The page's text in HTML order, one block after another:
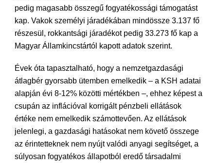
pedig magasabb összegű fogyatékossági támogatást
kap. Vakok személyi járadékában mindössze 3.137 fő
részesül, rokkantsági járadékot pedig 33.273 fő kap a
Magyar Államkincstártól kapott adatok szerint.
Évek óta tapasztalható, hogy a nemzetgazdasági
átlagbér gyorsabb ütemben emelkedik – a KSH adatai
alapján évi 8-12% közötti mértékben –, ehhez képest a
csupán az inflációval korrigált pénzbeli ellátások
értéke nem emelkedik számottevően. Az ellátások
jelenlegi, a gazdasági hatásokat nem követő összege
az érintetteknek nem nyújt valódi anyagi segítséget, a
súlyosan fogyatékos állapotból eredő társadalmi